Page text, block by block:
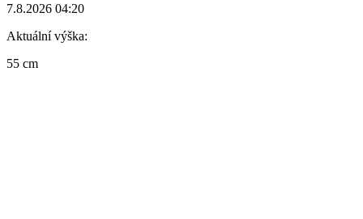
7.8.2026 04:20
Aktuální výška:
55 cm